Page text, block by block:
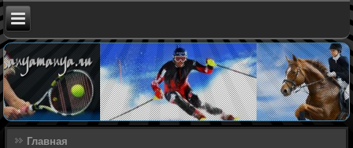
Главная